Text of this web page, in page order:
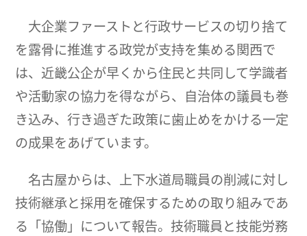
大企業ファーストと行政サービスの切り捨て
を露骨に推進する政党が支持を集める関西で
は、近畿公企が早くから住民と共同して学識者
や活動家の協力を得ながら、自治体の議員も巻
き込み、行き過ぎた政策に歯止めをかける一定
の成果をあげています。
名古屋からは、上下水道局職員の削減に対し
技術継承と採用を確保するための取り組みであ
る「協働」について報告。技術職員と技能労務